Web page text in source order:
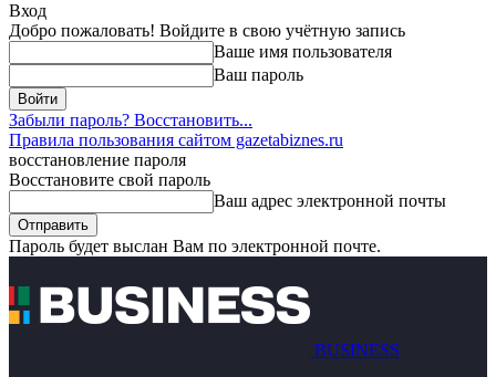
Вход
Добро пожаловать! Войдите в свою учётную запись
Ваше имя пользователя
Ваш пароль
Забыли пароль? Восстановить...
Правила пользования сайтом gazetabiznes.ru
восстановление пароля
Восстановите свой пароль
Ваш адрес электронной почты
Пароль будет выслан Вам по электронной почте.
BUSINESS